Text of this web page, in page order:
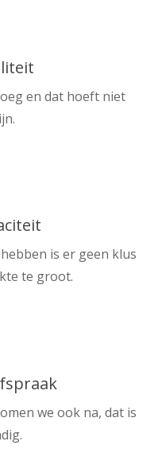
en dat hoeft niet
is er geen klus
te groot.
we ook na, dat is